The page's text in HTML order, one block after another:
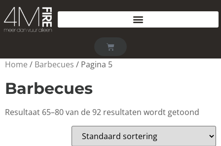
Home / Barbecues / Pagina 5
Barbecues
Resultaat 65–80 van de 92 resultaten wordt getoond